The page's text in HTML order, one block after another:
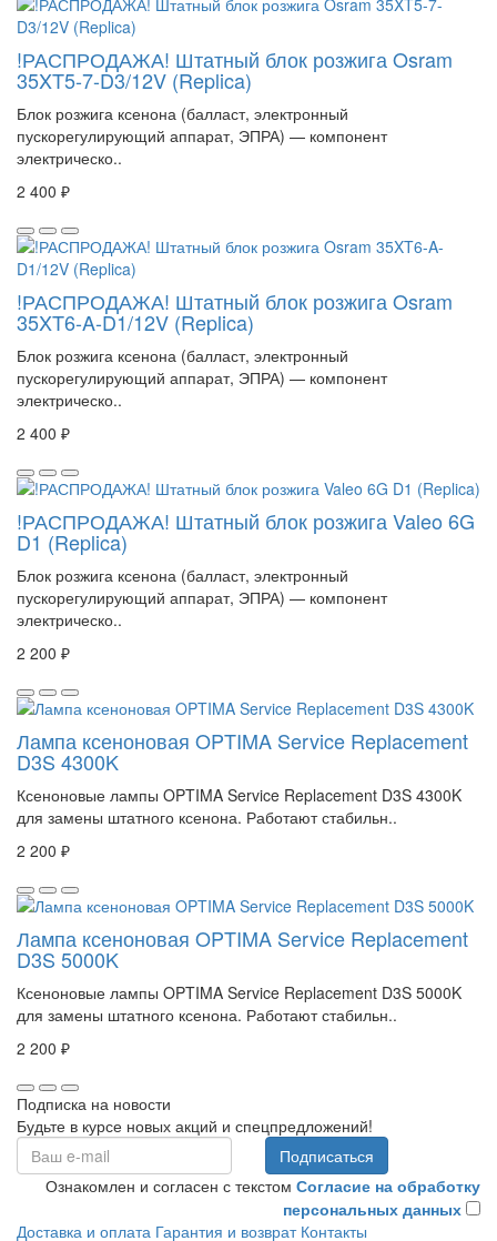
!РАСПРОДАЖА! Штатный блок розжига Osram
35XT5-7-D3/12V (Replica)
Блок розжига ксенона (балласт, электронный
пускорегулирующий аппарат, ЭПРА) — компонент
электрическо..
2 400 ₽
!РАСПРОДАЖА! Штатный блок розжига Osram
35XT6-A-D1/12V (Replica)
Блок розжига ксенона (балласт, электронный
пускорегулирующий аппарат, ЭПРА) — компонент
электрическо..
2 400 ₽
!РАСПРОДАЖА! Штатный блок розжига Valeo 6G
D1 (Replica)
Блок розжига ксенона (балласт, электронный
пускорегулирующий аппарат, ЭПРА) — компонент
электрическо..
2 200 ₽
Лампа ксеноновая OPTIMA Service Replacement
D3S 4300K
Ксеноновые лампы OPTIMA Service Replacement D3S 4300K
для замены штатного ксенона. Работают стабильн..
2 200 ₽
Лампа ксеноновая OPTIMA Service Replacement
D3S 5000K
Ксеноновые лампы OPTIMA Service Replacement D3S 5000K
для замены штатного ксенона. Работают стабильн..
2 200 ₽
Подписка на новости
Будьте в курсе новых акций и спецпредложений!
Подписаться
Ознакомлен и согласен с текстом Согласие на обработку
персональных данных
Доставка и оплата Гарантия и возврат Контакты